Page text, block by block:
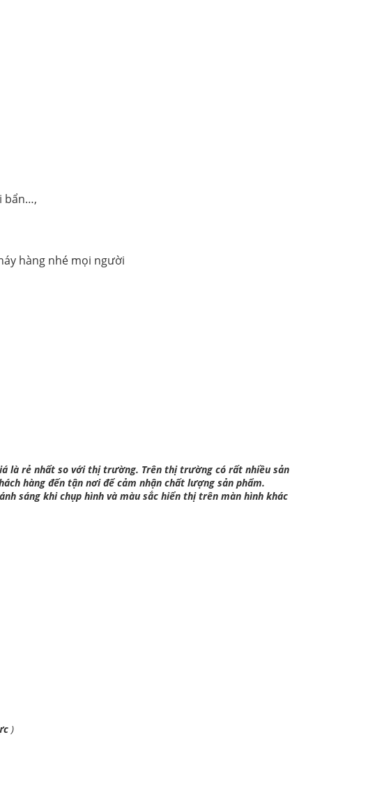
bẩn…,
hàng nhé mọi người
là rẻ nhất so với thị trường. Trên thị trường có rất nhiều sản
hàng đến tận nơi để cảm nhận chất lượng sản phẩm.
sáng khi chụp hình và màu sắc hiển thị trên màn hình khác
)